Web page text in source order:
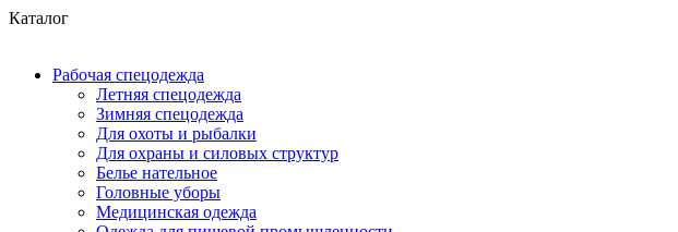
Каталог
Рабочая спецодежда
Летняя спецодежда
Зимняя спецодежда
Для охоты и рыбалки
Для охраны и силовых структур
Белье нательное
Головные уборы
Медицинская одежда